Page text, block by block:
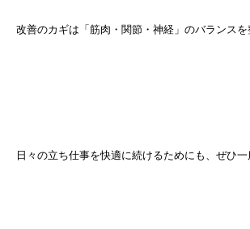
改善のカギは「筋肉・関節・神経」のバランスを
日々の立ち仕事を快適に続けるためにも、ぜひ一